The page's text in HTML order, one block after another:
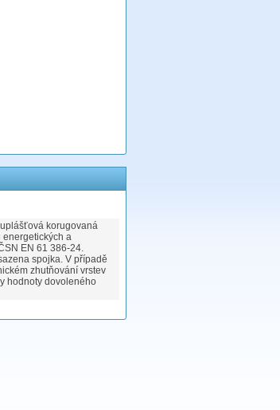
korugovaná
energetických a
EN 61 386-24.
spojka. V případě
zhutňování vrstev
hodnoty dovoleného